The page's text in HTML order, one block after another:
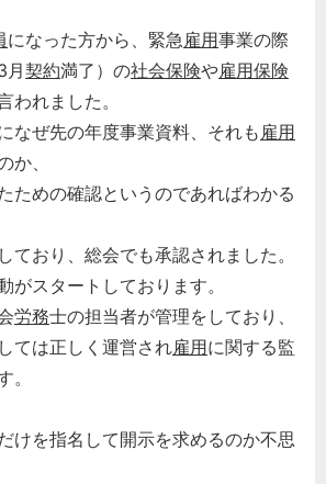
になった方から、緊急雇用事業の際
月契約満了）の社会保険や雇用保険
われました。
なぜ先の年度事業資料、それも 雇用
か、
ための確認というのであればわかる
ており、総会でも承認されました。
がスタートしております。
労務士の担当者が管理をしており、
ては正しく運営され雇用に関する監
。
けを指名して開示を求めるのか不思